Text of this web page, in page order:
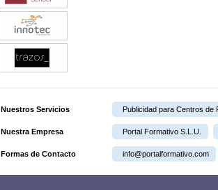
Nuestros Servicios Publicidad para Centros de
Nuestra Empresa Portal Formativo S.L.U.
Formas de Contacto info@portalformativo.com